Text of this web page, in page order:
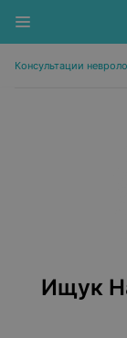
Консультации
Ищук